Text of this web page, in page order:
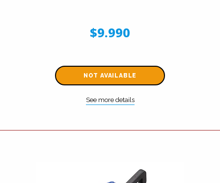
$9.990
NOT AVAILABLE
See more details